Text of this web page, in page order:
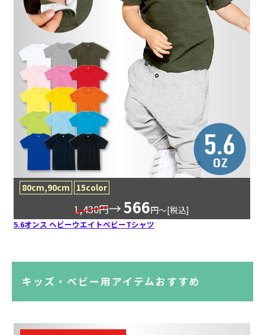
80cm,90cm 15color
1,430円→566円〜[税込]
5.6オンス ヘビーウエイトベビーTシャツ
キッズ・ベビー用アイテムおすすめ